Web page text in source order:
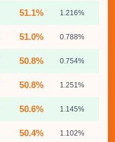
51.1% 1.216%
51.0% 0.788%
50.8% 0.754%
50.8% 1.251%
50.6% 1.145%
50.4% 1.102%